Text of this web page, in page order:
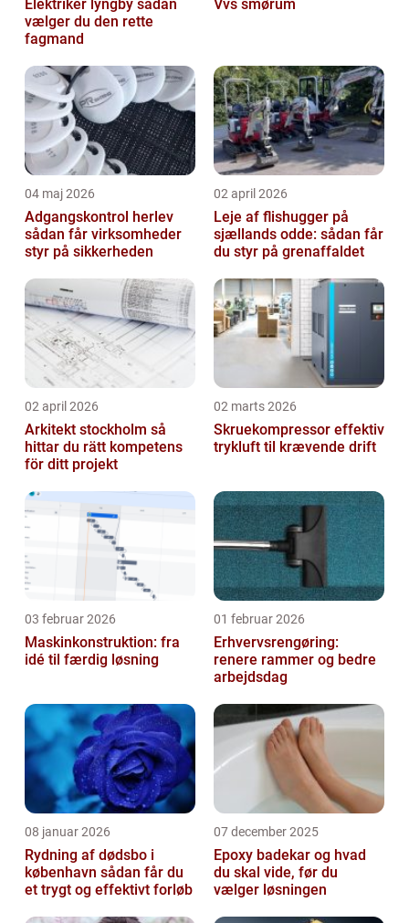
Elektriker lyngby sådan
vælger du den rette
fagmand
Vvs smørum
04 maj 2026
Adgangskontrol herlev
sådan får virksomheder
styr på sikkerheden
02 april 2026
Leje af flishugger på
sjællands odde: sådan får
du styr på grenaffaldet
02 april 2026
Arkitekt stockholm så
hittar du rätt kompetens
för ditt projekt
02 marts 2026
Skruekompressor effektiv
trykluft til krævende drift
03 februar 2026
Maskinkonstruktion: fra
idé til færdig løsning
01 februar 2026
Erhvervsrengøring:
renere rammer og bedre
arbejdsdag
08 januar 2026
Rydning af dødsbo i
københavn sådan får du
et trygt og effektivt forløb
07 december 2025
Epoxy badekar og hvad
du skal vide, før du
vælger løsningen